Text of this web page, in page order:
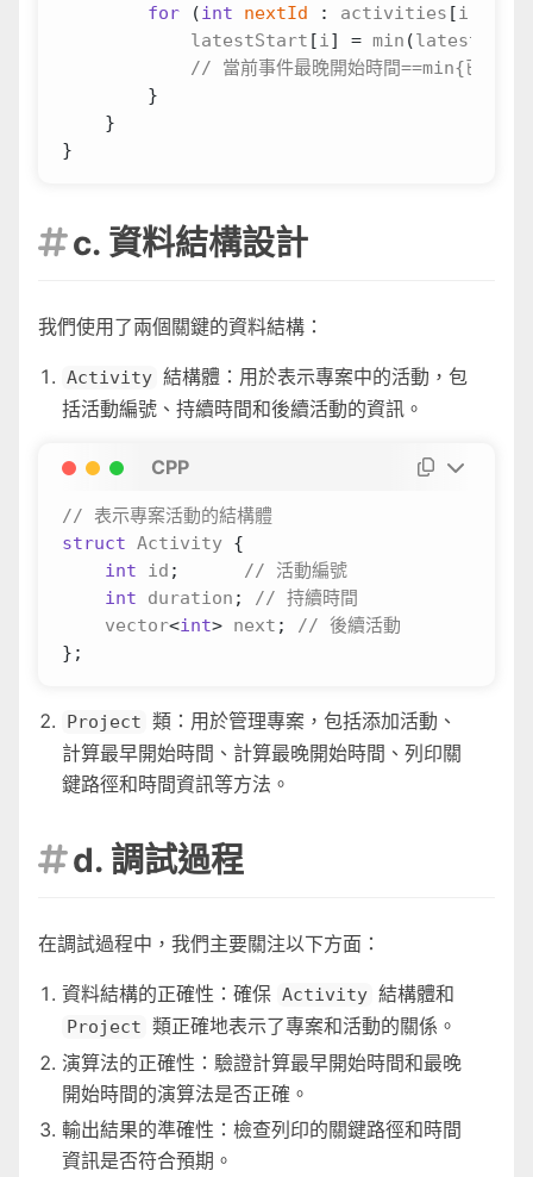
for
(int nextId : activities [i
latestStart [i] = min (latestStart
}
}
}
c. 資料結構設計
我們使用了兩個關鍵的資料結構：
Activity 結構體：用於表示專案中的活動，包
括活動編號、持續時間和後續活動的資訊。
CPP
struct Activity {
int
id ;
int
duration ;
vector<int> next ;
};
Project 類：用於管理專案，包括添加活動、
計算最早開始時間、計算最晚開始時間、列印關
鍵路徑和時間資訊等方法。
d. 調試過程
在調試過程中，我們主要關注以下方面：
資料結構的正確性：確保 Activity 結構體和
Project 類正確地表示了專案和活動的關係。
演算法的正確性：驗證計算最早開始時間和最晚
開始時間的演算法是否正確。
輸出結果的準確性：檢查列印的關鍵路徑和時間
資訊是否符合預期。